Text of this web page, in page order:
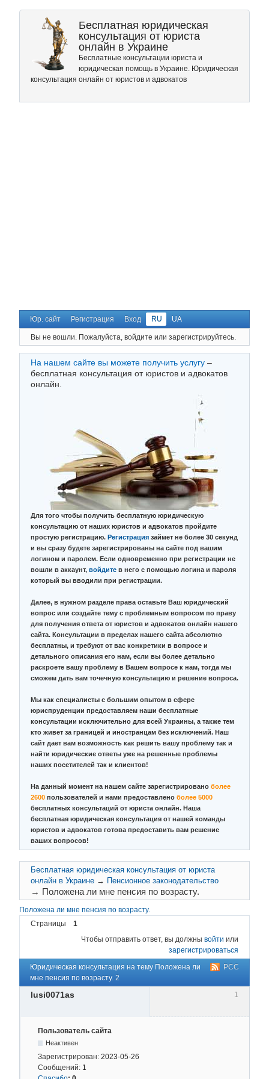
Бесплатная юридическая
консультация от юриста
онлайн в Украине
Бесплатные консультации юриста и
юридическая помощь в Украине. Юридическая
консультация онлайн от юристов и адвокатов
Юр. сайт Регистрация Вход RU UA
Вы не вошли. Пожалуйста, войдите или зарегистрируйтесь.
На нашем сайте вы можете получить услугу –
бесплатная консультация от юристов и адвокатов
онлайн.
Для того чтобы получить бесплатную юридическую
консультацию от наших юристов и адвокатов пройдите
простую регистрацию. Регистрация займет не более 30 секунд
и вы сразу будете зарегистрированы на сайте под вашим
логином и паролем. Если одновременно при регистрации не
вошли в аккаунт, войдите в него с помощью логина и пароля
который вы вводили при регистрации.
Далее, в нужном разделе права оставьте Ваш юридический
вопрос или создайте тему с проблемным вопросом по праву
для получения ответа от юристов и адвокатов онлайн нашего
сайта. Консультации в пределах нашего сайта абсолютно
бесплатны, и требуют от вас конкретики в вопросе и
детального описания его нам, если вы более детально
раскроете вашу проблему в Вашем вопросе к нам, тогда мы
сможем дать вам точечную консультацию и решение вопроса.
Мы как специалисты с большим опытом в сфере
юриспруденции предоставляем наши бесплатные
консультации исключительно для всей Украины, а также тем
кто живет за границей и иностранцам без исключений. Наш
сайт дает вам возможность как решить вашу проблему так и
найти юридические ответы уже на решенные проблемы
наших посетителей так и клиентов!
На данный момент на нашем сайте зарегистрировано более
2600 пользователей и нами предоставлено более 5000
бесплатных консультаций от юриста онлайн. Наша
бесплатная юридическая консультация от нашей команды
юристов и адвокатов готова предоставить вам решение
ваших вопросов!
Положена ли мне пенсия по возрасту.
Страницы
1
Чтобы отправить ответ, вы должны войти или
зарегистрироваться
РСС
Юридическая консультация на тему Положена ли
мне пенсия по возрасту. 2
1
lusi0071as
Пользователь сайта
Неактивен
Зарегистрирован: 2023-05-26
Сообщений: 1
Бесплатная юридическая консультация от юриста
онлайн в Украине → Пенсионное законодательство
→ Положена ли мне пенсия по возрасту.